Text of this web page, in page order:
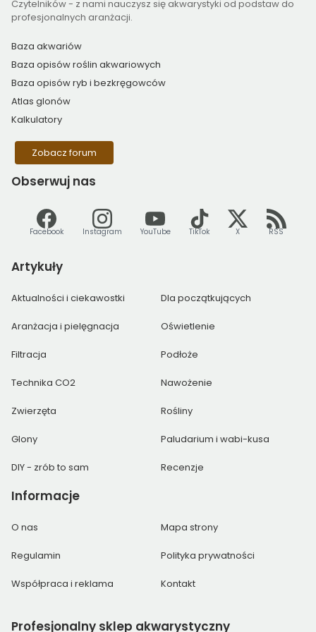
Czytelników - z nami nauczysz się akwarystyki od podstaw do
profesjonalnych aranżacji.
Baza akwariów
Baza opisów roślin akwariowych
Baza opisów ryb i bezkręgowców
Atlas glonów
Kalkulatory
Zobacz forum
Obserwuj nas
Facebook Instagram YouTube TikTok X RSS
Artykuły
Aktualności i ciekawostki Dla początkujących
Aranżacja i pielęgnacja Oświetlenie
Filtracja Podłoże
Technika CO2 Nawożenie
Zwierzęta Rośliny
Glony Paludarium i wabi-kusa
DIY - zrób to sam Recenzje
Informacje
O nas Mapa strony
Regulamin Polityka prywatności
Współpraca i reklama Kontakt
Profesjonalny sklep akwarystyczny